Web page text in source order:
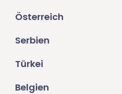
Österreich
Serbien
Türkei
Belgien